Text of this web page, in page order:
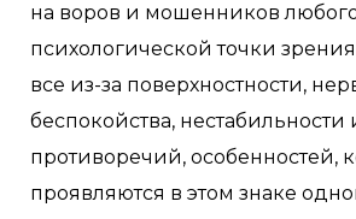
на воров и мошенников
психологической точки
все из-за поверхностности,
беспокойства, нестабильности
противоречий, особенностей,
проявляются в этом знаке